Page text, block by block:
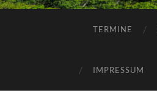
TERMINE
IMPRESSUM